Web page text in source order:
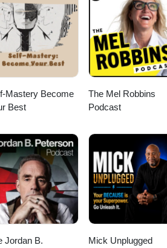
третьего сезона подкаста The
--- Реклама. ERID: 2Vtzqvzvi5w
Mastery Become
Best
The Mel Robbins
Podcast
Jordan B.
Mick Unplugged